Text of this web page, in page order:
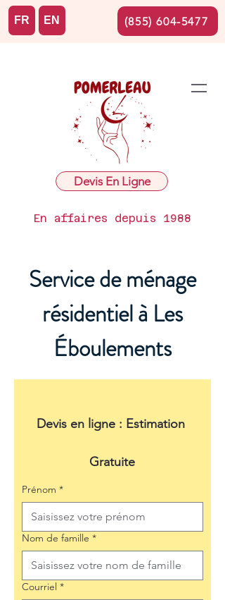
Devis En Ligne
En affaires depuis 1988
FR EN (855) 604-5477
Service de ménage
résidentiel à Les
Éboulements
Devis en ligne : Estimation
Gratuite
Prénom *
Nom de famille *
Courriel *